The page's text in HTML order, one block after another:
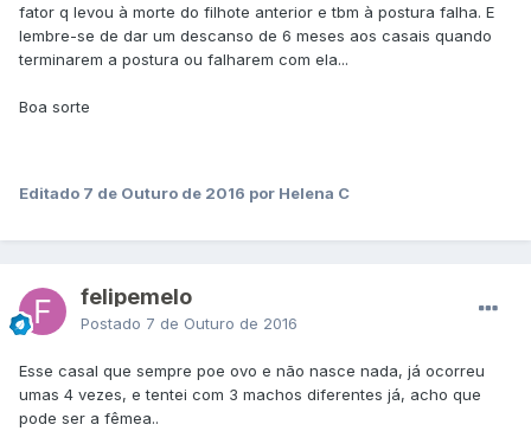
fator q levou à morte do filhote anterior e tbm à postura falha. E
lembre-se de dar um descanso de 6 meses aos casais quando
terminarem a postura ou falharem com ela...
Boa sorte
Editado 7 de Outuro de 2016 por Helena C
felipemelo
Postado 7 de Outuro de 2016
Esse casal que sempre poe ovo e não nasce nada, já ocorreu
umas 4 vezes, e tentei com 3 machos diferentes já, acho que
pode ser a fêmea..